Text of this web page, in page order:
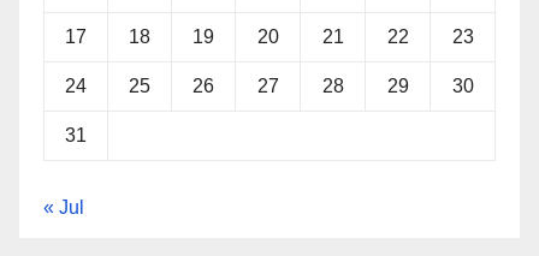
17 18 19 20 21 22 23
24 25 26 27 28 29 30
31
« Jul